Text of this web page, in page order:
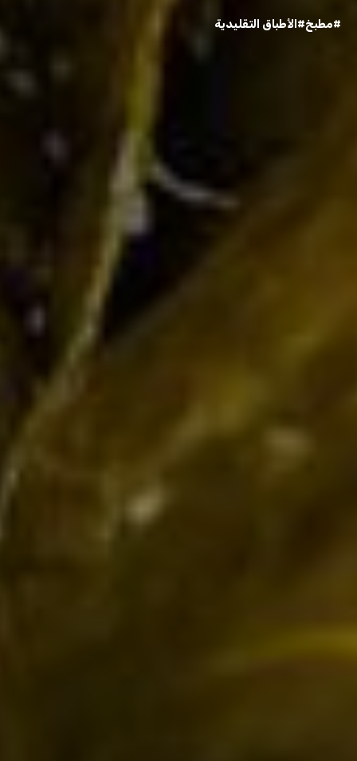
#مطبخ#الأطباق التقليدية